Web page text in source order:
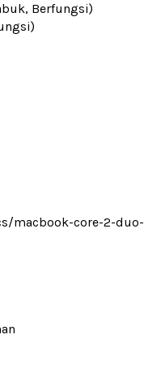
Berfungsi)
macbook-core-2-duo-